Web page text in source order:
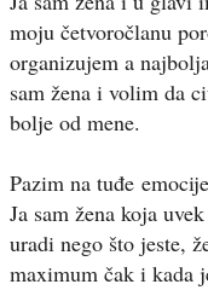
moju četvoročlanu
organizujem a
sam žena i volim da
bolje od mene.
Pazim na tuđe
Ja sam žena koja
uradi nego što jeste,
maximum čak i kada